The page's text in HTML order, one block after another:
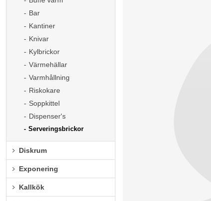
Bar
Kantiner
Knivar
Kylbrickor
Värmehällar
Varmhållning
Riskokare
Soppkittel
Dispenser's
Serveringsbrickor
Diskrum
Exponering
Kallkök